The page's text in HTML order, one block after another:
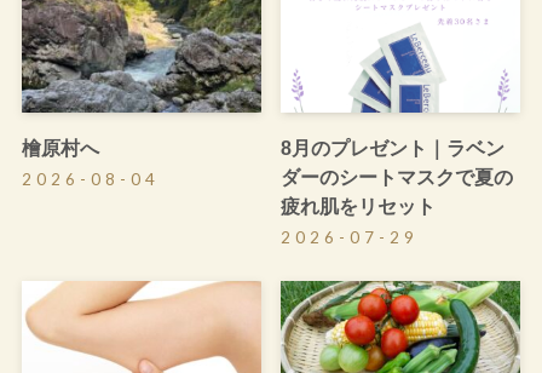
檜原村へ
2026-08-04
8月のプレゼント｜ラベン
ダーのシートマスクで夏の
疲れ肌をリセット
2026-07-29